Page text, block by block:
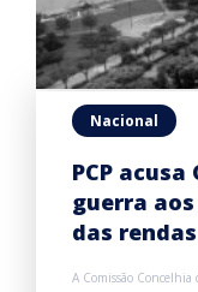
Nacional
PCP
guerra
das
A Comissão Concelhia